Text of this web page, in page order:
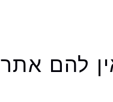
להם אתר